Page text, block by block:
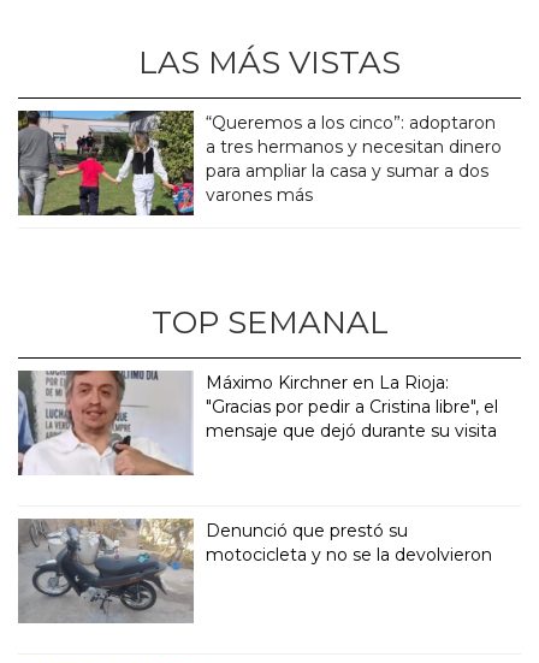
LAS MÁS VISTAS
“Queremos a los cinco”: adoptaron
a tres hermanos y necesitan dinero
para ampliar la casa y sumar a dos
varones más
TOP SEMANAL
Máximo Kirchner en La Rioja:
"Gracias por pedir a Cristina libre", el
mensaje que dejó durante su visita
Denunció que prestó su
motocicleta y no se la devolvieron